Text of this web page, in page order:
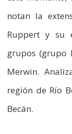
notan la
Ruppert y su
grupos (grupo
Merwin.
región de Río
Becán.